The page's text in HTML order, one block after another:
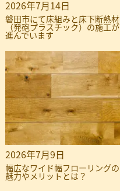
2026年7月14日
磐田市にて床組みと床下断熱材
（発砲プラスチック）の施工が
進んでいます
2026年7月9日
幅広なワイド幅フローリングの
魅力やメリットとは？